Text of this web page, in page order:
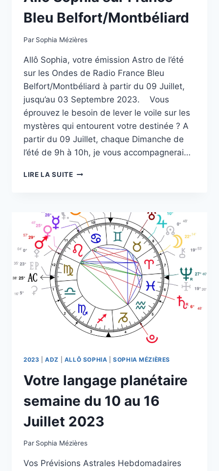
Bleu Belfort/Montbéliard
Par Sophia Mézières
Allô Sophia, votre émission Astro de l’été
sur les Ondes de Radio France Bleu
Belfort/Montbéliard à partir du 09 Juillet,
jusqu’au 03 Septembre 2023. Vous
éprouvez le besoin de lever le voile sur les
mystères qui entourent votre destinée ? A
partir du 09 Juillet, chaque Dimanche de
l’été de 9h à 10h, je vous accompagnerai…
LIRE LA SUITEALLÔ
BLEU
BELFORT/MONTBÉLIARD
2023 |ADZ ALLÔ SOPHIA |SOPHIA MÉZIÈRES
Votre langage planétaire
semaine du 10 au 16
Juillet 2023
Par Sophia Mézières
Vos Prévisions Astrales Hebdomadaires